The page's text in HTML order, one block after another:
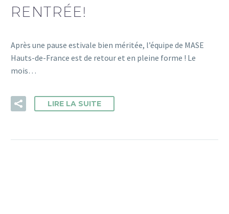
RENTRÉE!
Après une pause estivale bien méritée, l’équipe de MASE
Hauts-de-France est de retour et en pleine forme ! Le
mois…
LIRE LA SUITE